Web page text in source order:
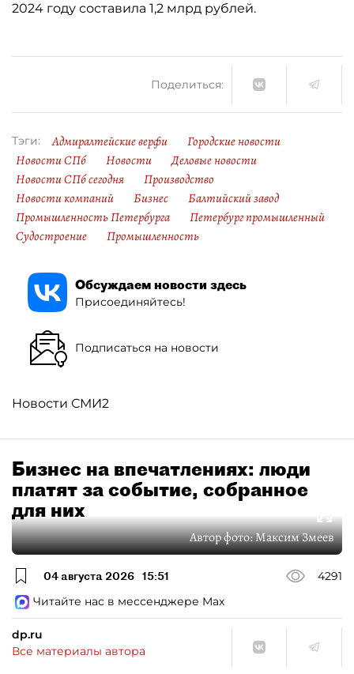
2024 году составила 1,2 млрд рублей.
Поделиться:
Тэги: Адмиралтейские верфи
Городские новости
Новости СПб
Новости
Деловые новости
Новости СПб сегодня
Производство
Новости компаний
Бизнес
Балтийский завод
Промышленность Петербурга
Петербург промышленный
Судостроение
Промышленность
Обсуждаем новости здесь
Присоединяйтесь!
Подписаться на новости
Новости СМИ2
Бизнес на впечатлениях: люди
платят за событие, собранное
для них
Автор фото:Максим Змеев
04 августа 2026 15:51
4291
Читайте нас в мессенджере Max
dp.ru
Все материалы автора